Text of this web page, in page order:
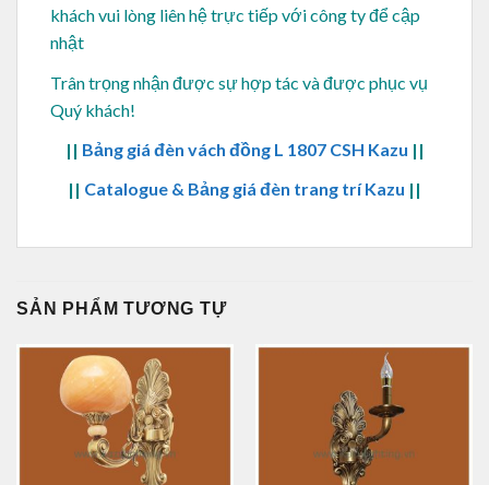
khách vui lòng liên hệ trực tiếp với công ty để cập
nhật
Trân trọng nhận được sự hợp tác và được phục vụ
Quý khách!
|| Bảng giá đèn vách đồng L 1807 CSH Kazu ||
|| Catalogue & Bảng giá đèn trang trí Kazu ||
SẢN PHẨM TƯƠNG TỰ